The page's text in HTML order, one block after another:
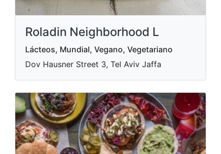
Roladin Neighborhood L
Lácteos, Mundial, Vegano, Vegetariano
Dov Hausner Street 3, Tel Aviv Jaffa